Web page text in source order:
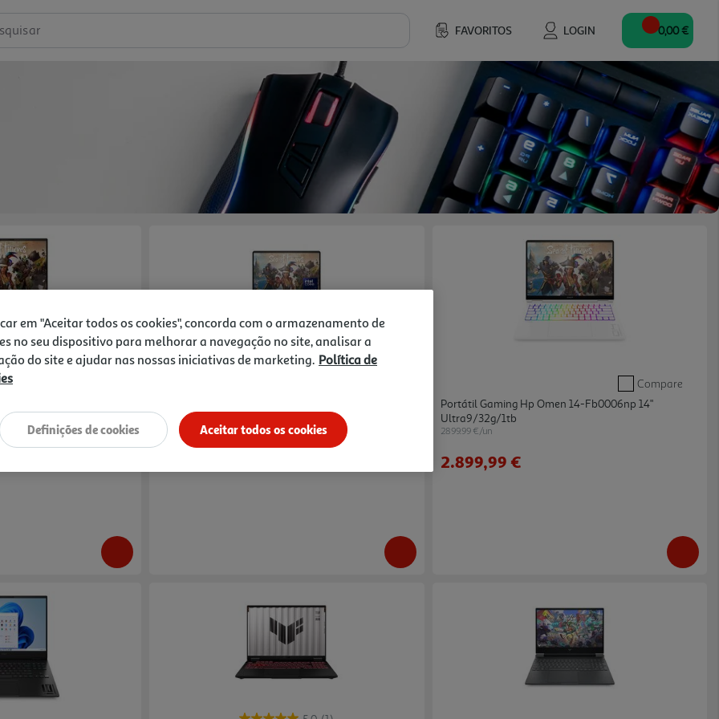
FAVORITOS LOGIN 0,00 €
U1006np (16" Intel I9-
Geforce Rtx 4070 8gb)
Ultra9/32/1tb
2699.99 €/un
Compare
Portátil Gaming Hp Omen 14-Fb0006np 14"
Ultra9/32g/1tb
2899.99 €/un
2.899,99 €
em "Aceitar todos os cookies", concorda com o armazenamento de
no seu dispositivo para melhorar a navegação no site, analisar a
do site e ajudar nas nossas iniciativas de marketing. Política de
Aceitar todos os cookies
Definições de cookies